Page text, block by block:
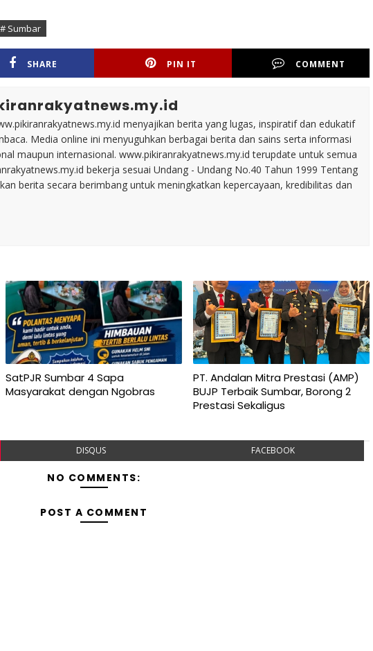
# Sumbar
SHARE PIN IT COMMENT
menyajikan berita yang lugas, inspiratif dan edukatif
Media online ini menyuguhkan berbagai berita dan sains serta informasi
maupun internasional. www.pikiranrakyatnews.my.id terupdate untuk semua
bekerja sesuai Undang - Undang No.40 Tahun 1999 Tentang
berita secara berimbang untuk meningkatkan kepercayaan, kredibilitas dan
SatPJR Sumbar 4 Sapa
Masyarakat dengan Ngobras
PT. Andalan Mitra Prestasi (AMP)
BUJP Terbaik Sumbar, Borong 2
Prestasi Sekaligus
DISQUS FACEBOOK
NO COMMENTS:
POST A COMMENT